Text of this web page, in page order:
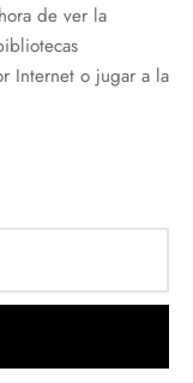
de ver la
Internet o jugar a la